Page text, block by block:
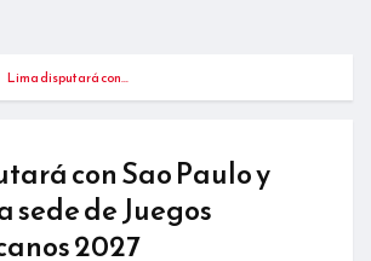
Lima disputará con…
con Sao Paulo y
sede de Juegos
2027